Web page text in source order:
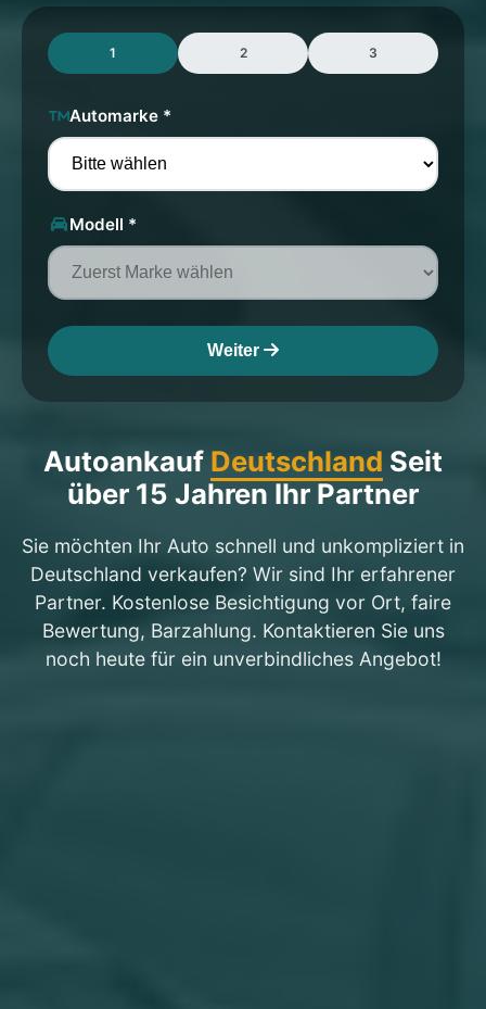
1 2 3
Automarke *
Modell *
Weiter
Autoankauf Deutschland Seit
über 15 Jahren Ihr Partner
Sie möchten Ihr Auto schnell und unkompliziert in
Deutschland verkaufen? Wir sind Ihr erfahrener
Partner. Kostenlose Besichtigung vor Ort, faire
Bewertung, Barzahlung. Kontaktieren Sie uns
noch heute für ein unverbindliches Angebot!